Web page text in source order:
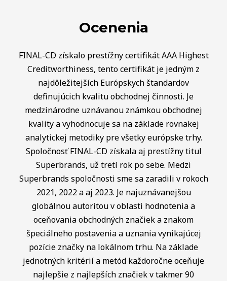
Ocenenia
FINAL-CD získalo prestížny certifikát AAA Highest
Creditworthiness, tento certifikát je jedným z
najdôležitejších Európskych štandardov
definujúcich kvalitu obchodnej činnosti. Je
medzinárodne uznávanou známkou obchodnej
kvality a vyhodnocuje sa na základe rovnakej
analytickej metodiky pre všetky európske trhy.
Spoločnosť FINAL-CD získala aj prestížny titul
Superbrands, už tretí rok po sebe. Medzi
Superbrands spoločnosti sme sa zaradili v rokoch
2021, 2022 a aj 2023. Je najuznávanejšou
globálnou autoritou v oblasti hodnotenia a
oceňovania obchodných značiek a znakom
špeciálneho postavenia a uznania vynikajúcej
pozície značky na lokálnom trhu. Na základe
jednotných kritérií a metód každoročne oceňuje
najlepšie z najlepších značiek v takmer 90